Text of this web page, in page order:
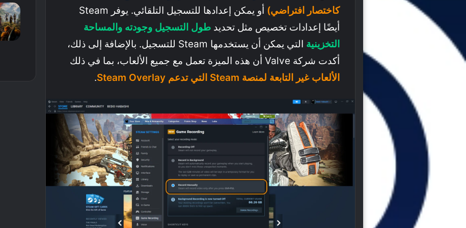
كاختصار افتراضي)
أو يمكن إعدادها للتسجيل التلقائي. يوفر Steam
أيضًا إعدادات تخصيص مثل تحديد طول التسجيل وجودته والمساحة
التخزينية
التي يمكن أن يستخدمها Steam للتسجيل. بالإضافة إلى ذلك،
أكدت شركة Valve أن هذه الميزة تعمل مع جميع الألعاب، بما في ذلك
الألعاب غير التابعة لمنصة Steam التي تدعم Steam Overlay
.